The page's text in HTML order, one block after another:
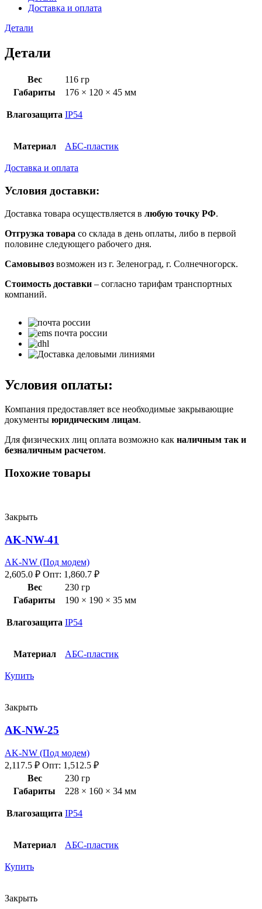
Доставка и оплата
Детали
Детали
Вес
116 гр
Габариты
176 × 120 × 45 мм
Влагозащита IP54
Материал АБС-пластик
Доставка и оплата
Условия доставки:
Доставка товара осуществляется в любую точку РФ.
Отгрузка товара со склада в день оплаты, либо в первой
половине следующего рабочего дня.
Самовывоз возможен из г. Зеленоград, г. Солнечногорск.
Стоимость доставки – согласно тарифам транспортных
компаний.
Условия оплаты:
Компания предоставляет все необходимые закрывающие
документы юридическим лицам.
Для физических лиц оплата возможно как наличным так и
безналичным расчетом.
Похожие товары
Закрыть
AK-NW-41
AK-NW (Под модем)
2,605.0 ₽ Опт: 1,860.7 ₽
Вес
230 гр
Габариты
190 × 190 × 35 мм
Влагозащита IP54
Материал АБС-пластик
Купить
Закрыть
AK-NW-25
AK-NW (Под модем)
2,117.5 ₽ Опт: 1,512.5 ₽
Вес
230 гр
Габариты
228 × 160 × 34 мм
Влагозащита IP54
Материал АБС-пластик
Купить
Закрыть